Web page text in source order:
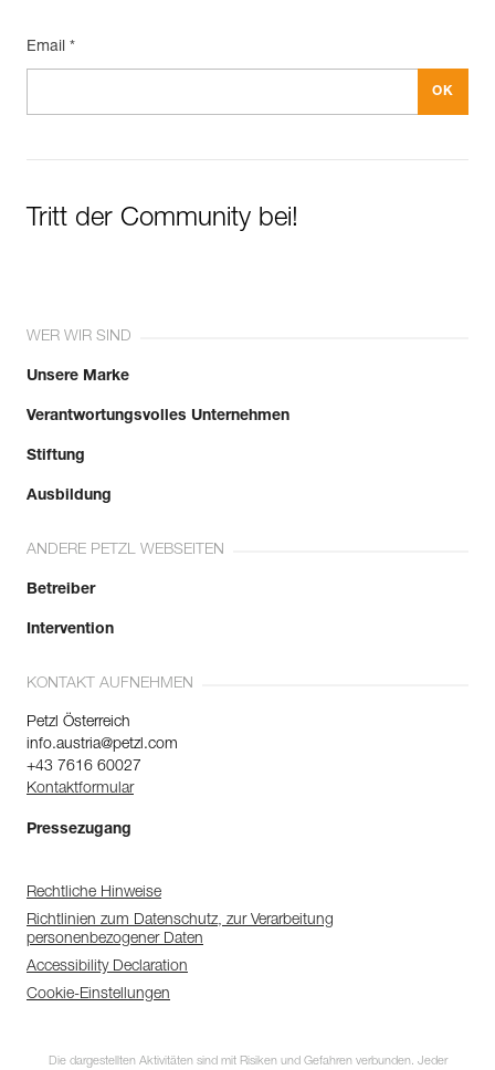
Email *
Tritt der Community bei!
WER WIR SIND
Unsere Marke
Verantwortungsvolles Unternehmen
Stiftung
Ausbildung
ANDERE PETZL WEBSEITEN
Betreiber
Intervention
KONTAKT AUFNEHMEN
Petzl Österreich
info.austria@petzl.com
+43 7616 60027
Kontaktformular
Pressezugang
Rechtliche Hinweise
Richtlinien zum Datenschutz, zur Verarbeitung
personenbezogener Daten
Accessibility Declaration
Cookie-Einstellungen
Die dargestellten Aktivitäten sind mit Risiken und Gefahren verbunden. Jeder